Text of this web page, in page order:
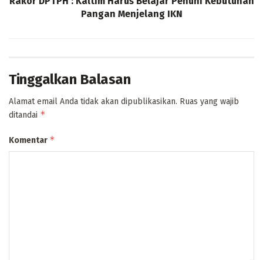
Pangan Menjelang IKN
Tinggalkan Balasan
Alamat email Anda tidak akan dipublikasikan. Ruas yang wajib
ditandai *
Komentar *